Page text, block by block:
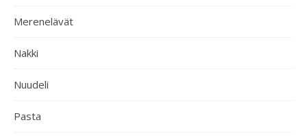
Merenelävät
Nakki
Nuudeli
Pasta